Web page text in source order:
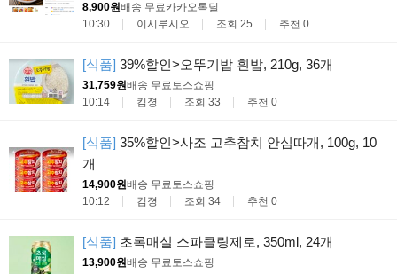
8,900원배송 무료카카오톡딜
10:30
이시루시오 조회 25 추천 0
[식품] 39%할인>오뚜기밥 흰밥, 210g, 36개
31,759원배송 무료토스쇼핑
10:14
킴졍 조회 33 추천 0
[식품] 35%할인>사조 고추참치 안심따개, 100g, 10
개
14,900원배송 무료토스쇼핑
10:12
킴졍 조회 34 추천 0
[식품] 초록매실 스파클링제로, 350ml, 24개
13,900원배송 무료토스쇼핑